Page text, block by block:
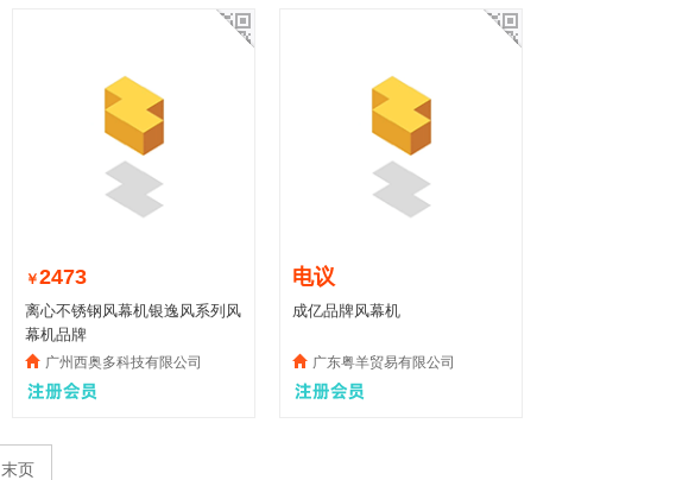
￥2473
离心不锈钢风幕机银逸风系列风
幕机品牌
广州西奥多科技有限公司
电议
成亿品牌风幕机
广东粤羊贸易有限公司
末页